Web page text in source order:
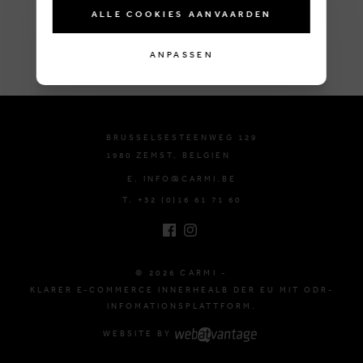
BRUSSELSESTEENWEG 129
1980 ZEMST, BELGIEN
E. INFO@CARMI.BE
T. +32 (0)16 61 71 60
© 2026 CARMI -
KLARER E-COMMERCE INNERHEALB DER EU MIT ODR-
INFOMATIONSPLATTFORM.
WEBSITE BY
ALLE COOKIES AANVAARDEN
ANPASSEN